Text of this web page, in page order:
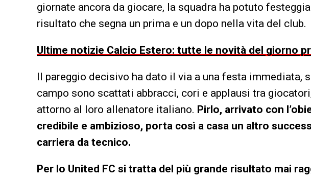
giornate ancora da giocare, la squadra ha potuto
risultato che segna un prima e un dopo nella vita del club.
Ultime notizie Calcio Estero: tutte le novità del giorno
Il pareggio decisivo ha dato il via a una festa immediata,
campo sono scattati abbracci, cori e applausi tra
attorno al loro allenatore italiano. Pirlo, arrivato con
credibile e ambizioso, porta così a casa un altro
carriera da tecnico.
Per lo United FC si tratta del più grande risultato mai